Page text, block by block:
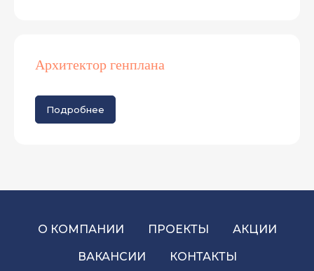
Архитектор генплана
Подробнее
О КОМПАНИИ ПРОЕКТЫ АКЦИИ
ВАКАНСИИ КОНТАКТЫ